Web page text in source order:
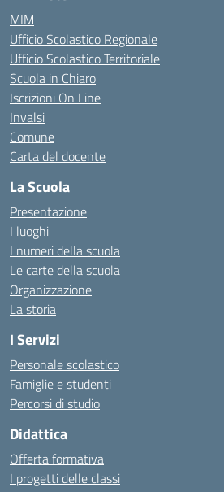
MIM
Ufficio Scolastico Regionale
Ufficio Scolastico Territoriale
Scuola in Chiaro
Iscrizioni On Line
Invalsi
Comune
Carta del docente
La Scuola
Presentazione
I luoghi
I numeri della scuola
Le carte della scuola
Organizzazione
La storia
I Servizi
Personale scolastico
Famiglie e studenti
Percorsi di studio
Didattica
Offerta formativa
I progetti delle classi